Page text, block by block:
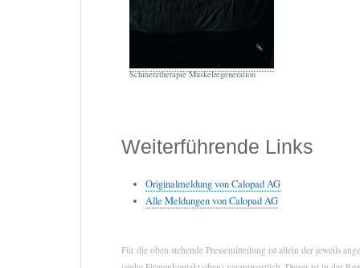
Schmerztherapie Muskelregeneration
Weiterführende Links
Originalmeldung von Calopad AG
Alle Meldungen von Calopad AG
Für die oben stehende Pressemitteilung ist allein der jeweils